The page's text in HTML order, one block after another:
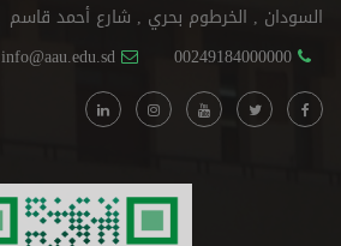
السودان , الخرطوم بحري , شارع أحمد قاسم
00249184000000
info@aau.edu.sd